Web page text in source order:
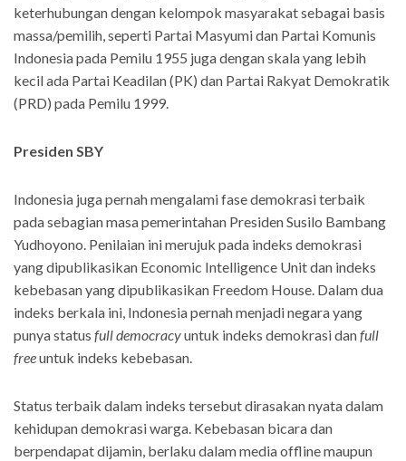
keterhubungan dengan kelompok masyarakat sebagai basis
massa/pemilih, seperti Partai Masyumi dan Partai Komunis
Indonesia pada Pemilu 1955 juga dengan skala yang lebih
kecil ada Partai Keadilan (PK) dan Partai Rakyat Demokratik
(PRD) pada Pemilu 1999.
Presiden SBY
Indonesia juga pernah mengalami fase demokrasi terbaik
pada sebagian masa pemerintahan Presiden Susilo Bambang
Yudhoyono. Penilaian ini merujuk pada indeks demokrasi
yang dipublikasikan Economic Intelligence Unit dan indeks
kebebasan yang dipublikasikan Freedom House. Dalam dua
indeks berkala ini, Indonesia pernah menjadi negara yang
punya status full democracyuntuk indeks demokrasi danfull
freeuntuk indeks kebebasan.
Status terbaik dalam indeks tersebut dirasakan nyata dalam
kehidupan demokrasi warga. Kebebasan bicara dan
berpendapat dijamin, berlaku dalam media offline maupun